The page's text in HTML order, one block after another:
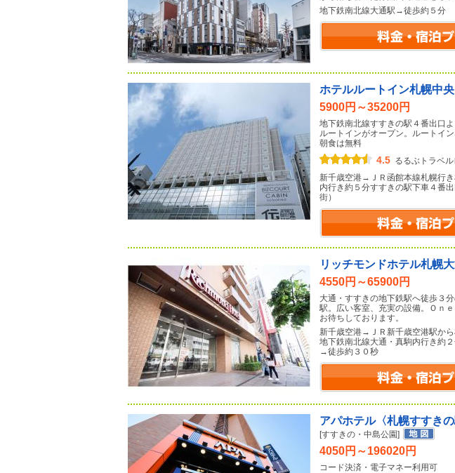
地下鉄南北線大通駅→徒歩約５分
ホテルルートイン札幌中央
5900円～35200円
地下鉄南北線すすきの駅４番出口
ルートインがオープン。ルートイ
朝食は無料
4.5 るるぶトラベ
新千歳空港→ＪＲ函館本線札幌行
内行き約５分すすきの駅下車４番
街）
リッチモンドホテル札幌
4550円～65900円
大通・すすきの地下鉄駅へ徒歩３
駅。広い客室、充実の設備。Ｏｎ
お待ちしております。
新千歳空港→ＪＲ新千歳空港駅か
地下鉄南北線大通・真駒内行き約
→徒歩約３０秒
アパホテル〈札幌すすきの
[すすきの・中島公園]
4050円～196020円
コード決済・電子マネー利用可